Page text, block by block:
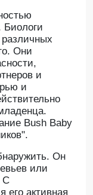
Биологи
различных
Они
и
и
Bush Baby
Он
или
С
его активная